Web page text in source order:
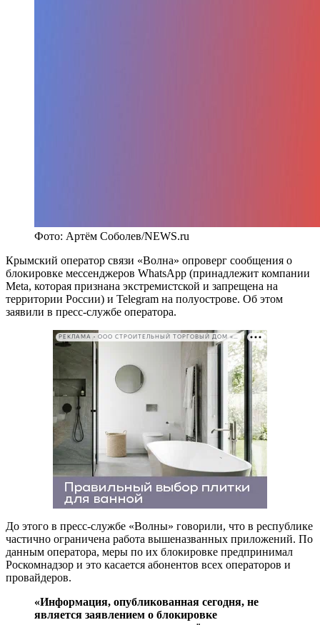
Фото: Артём Соболев/NEWS.ru
Крымский оператор связи «Волна» опроверг сообщения о
блокировке мессенджеров WhatsApp (принадлежит компании
Meta, которая признана экстремистской и запрещена на
территории России) и Telegram на полуострове. Об этом
заявили в пресс-службе оператора.
РЕКЛАМА • ООО СТРОИТЕЛЬНЫЙ ТОРГОВЫЙ ДОМ «ПЕТРОВИЧ». ИНН: 7802348846
До этого в пресс-службе «Волны» говорили, что в республике
частично ограничена работа вышеназванных приложений. По
данным оператора, меры по их блокировке предпринимал
Роскомнадзор и это касается абонентов всех операторов и
провайдеров.
«Информация, опубликованная сегодня, не
является заявлением о блокировке